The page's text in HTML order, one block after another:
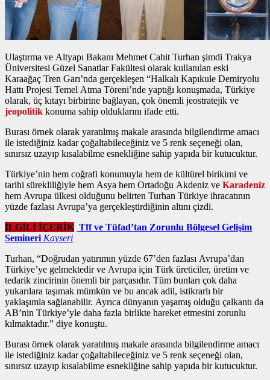
Ulaştırma ve Altyapı Bakanı Mehmet Cahit Turhan şimdi Trakya
Üniversitesi Güzel Sanatlar Fakültesi olarak kullanılan eski
Karaağaç Tren Garı’nda gerçekleşen “Halkalı Kapıkule Demiryolu
Hattı Projesi Temel Atma Töreni’nde yaptığı konuşmada, Türkiye
olarak, üç kıtayı birbirine bağlayan, çok önemli jeostratejik ve
jeopolitik konuma sahip olduklarını ifade etti.
Burası örnek olarak yaratılmış makale arasında bilgilendirme amacı
ile istediğiniz kadar çoğaltabileceğiniz ve 5 renk seçeneği olan,
sınırsız uzayıp kısalabilme esnekliğine sahip yapıda bir kutucuktur.
Türkiye’nin hem coğrafi konumuyla hem de kültürel birikimi ve
tarihi sürekliliğiyle hem Asya hem Ortadoğu Akdeniz ve Karadeniz
hem Avrupa ülkesi olduğunu belirten Turhan Türkiye ihracatının
yüzde fazlası Avrupa’ya gerçekleştirdiğinin altını çizdi.
İLGİLİ İÇERİK Tff ve Tüfad’tan Zorunlu Bölgesel Gelişim
Semineri Kayseri
Turhan, “Doğrudan yatırımın yüzde 67’den fazlası Avrupa’dan
Türkiye’ye gelmektedir ve Avrupa için Türk üreticiler, üretim ve
tedarik zincirinin önemli bir parçasıdır. Tüm bunları çok daha
yukarılara taşımak mümkün ve bu ancak adil, istikrarlı bir
yaklaşımla sağlanabilir. Ayrıca dünyanın yaşamış olduğu çalkantı da
AB’nin Türkiye’yle daha fazla birlikte hareket etmesini zorunlu
kılmaktadır.” diye konuştu.
Burası örnek olarak yaratılmış makale arasında bilgilendirme amacı
ile istediğiniz kadar çoğaltabileceğiniz ve 5 renk seçeneği olan,
sınırsız uzayıp kısalabilme esnekliğine sahip yapıda bir kutucuktur.